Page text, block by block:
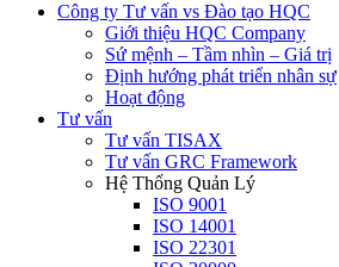
Công ty Tư vấn vs Đào tạo HQC
Giới thiệu HQC Company
Sứ mệnh – Tầm nhìn – Giá trị
Định hướng phát triển nhân sự
Hoạt động
Tư vấn
Tư vấn TISAX
Tư vấn GRC Framework
Hệ Thống Quản Lý
ISO 9001
ISO 14001
ISO 22301